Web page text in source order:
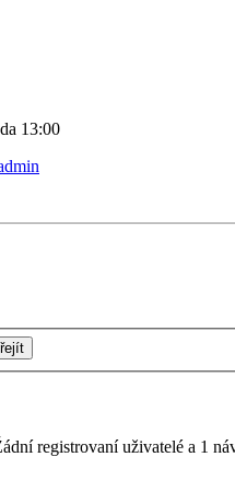
13:00
registrovaní uživatelé a 1